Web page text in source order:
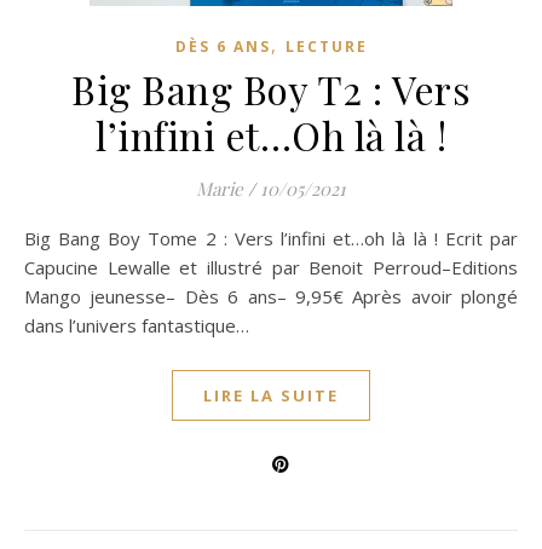
DÈS 6 ANS, LECTURE
Big Bang Boy T2 : Vers
l’infini et…Oh là là !
Marie / 10/05/2021
Big Bang Boy Tome 2 : Vers l’infini et…oh là là ! Ecrit par
Capucine Lewalle et illustré par Benoit Perroud–Editions
Mango jeunesse– Dès 6 ans– 9,95€ Après avoir plongé
dans l’univers fantastique…
LIRE LA SUITE